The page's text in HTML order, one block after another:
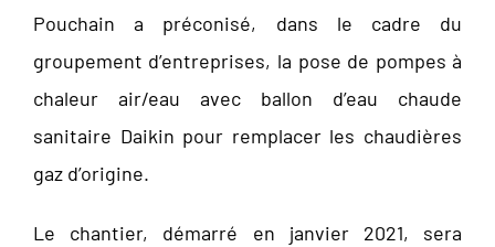
Pouchain a préconisé, dans le cadre du
groupement d’entreprises, la pose de pompes à
chaleur air/eau avec ballon d’eau chaude
sanitaire Daikin pour remplacer les chaudières
gaz d’origine.
Le chantier, démarré en janvier 2021, sera